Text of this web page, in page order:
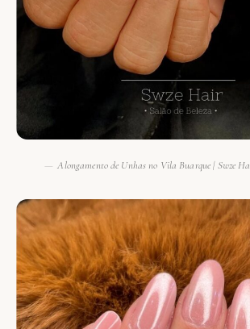
Alongamento de Unhas no Vila Buarque | Swze